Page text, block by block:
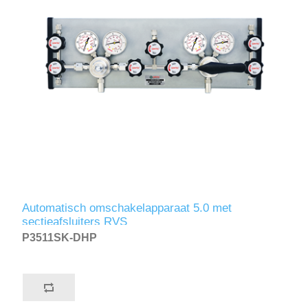
Automatisch omschakelapparaat 5.0 met
sectieafsluiters RVS
P3511SK-DHP